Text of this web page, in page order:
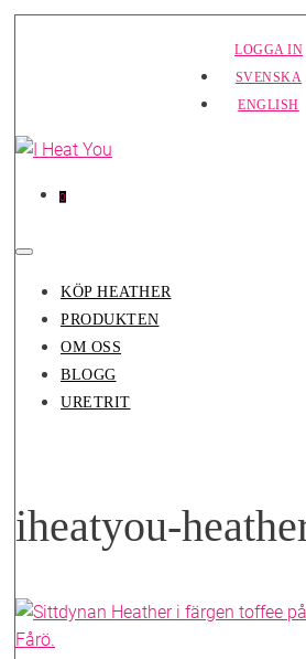
LOGGA IN
SVENSKA
ENGLISH
Varukorg
0
i
på/av
KÖP HEATHER
PRODUKTEN
OM OSS
BLOGG
URETRIT
iheatyou-